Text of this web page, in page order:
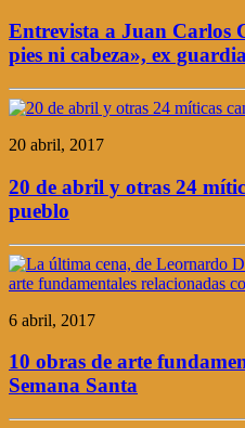
Entrevista a Juan Carlos
pies ni cabeza», ex
20 abril, 2017
20 de abril y otras 24
pueblo
6 abril, 2017
10 obras de arte
Semana Santa